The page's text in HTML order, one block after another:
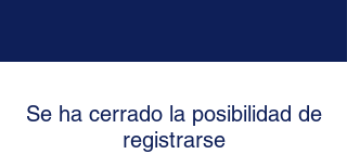
Se ha cerrado la posibilidad de
registrarse